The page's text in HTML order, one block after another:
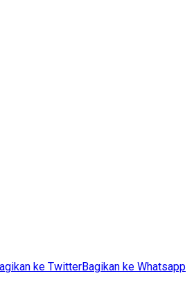
ke TwitterBagikan ke Whatsapp